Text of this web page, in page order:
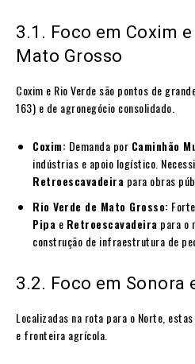
3.1. Foco em Coxim
Mato Grosso
Coxim e Rio Verde são pontos de
163) e de agronegócio consolidado.
Coxim: Demanda por Caminhão
indústrias e apoio logístico.
Retroescavadeira para obras
Rio Verde de Mato Grosso:
Pipa e Retroescavadeira para o
construção de infraestrutura de
3.2. Foco em Sonora
Localizadas na rota para o Norte,
e fronteira agrícola.